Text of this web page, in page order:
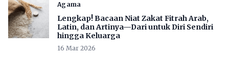
Agama
Lengkap! Bacaan Niat Zakat Fitrah Arab,
Latin, dan Artinya—Dari untuk Diri Sendiri
hingga Keluarga
16 Mar 2026